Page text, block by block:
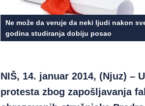
Ne može da veruje da neki ljudi nakon
godina studiranja dobiju posao
NIŠ, 14. januar 2014, (Njuz) –
protesta zbog zapošljavanja